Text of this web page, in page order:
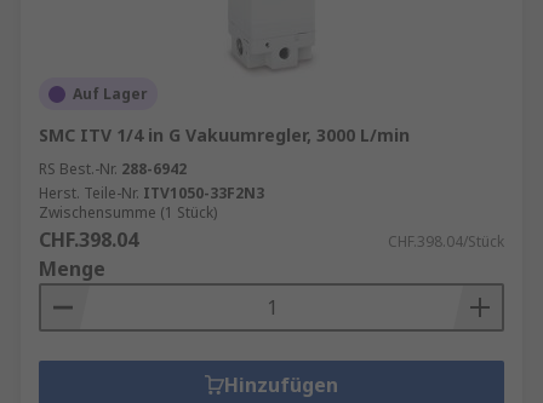
Auf Lager
SMC ITV 1/4 in G Vakuumregler, 3000 L/min
RS Best.-Nr. 288-6942
Herst. Teile-Nr. ITV1050-33F2N3
Zwischensumme (1 Stück)
CHF.398.04 CHF.398.04/Stück
Menge
Hinzufügen